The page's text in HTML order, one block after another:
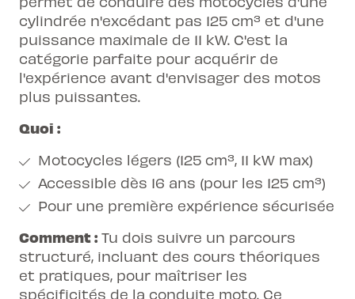
cylindrée n'excédant pas 125 cm³ et d'une
puissance maximale de 11 kW. C'est la
catégorie parfaite pour acquérir de
l'expérience avant d'envisager des motos
plus puissantes.
Quoi :
Motocycles légers (125 cm³, 11 kW max)
Accessible dès 16 ans (pour les 125 cm³)
Pour une première expérience sécurisée
Comment : Tu dois suivre un parcours
structuré, incluant des cours théoriques
et pratiques, pour maîtriser les
spécificités de la conduite moto. Ce